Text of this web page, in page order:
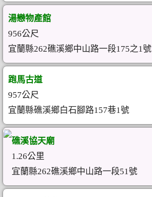
湯戀物產館
956公尺
宜蘭縣262礁溪鄉中山路一段175之1號
跑馬古道
957公尺
宜蘭縣礁溪鄉白石腳路157巷1號
礁溪協天廟
1.26公里
宜蘭縣262礁溪鄉中山路一段51號